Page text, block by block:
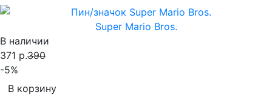
Super Mario Bros.
В наличии
371 р.390
-5%
В корзину